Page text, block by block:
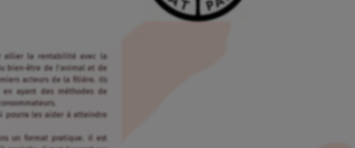
allier la rentabilité avec la
bien-être de l’animal et de
acteurs de la filière. Ils
ayant des méthodes de
pourra les aider à atteindre
un format pratique. Il est